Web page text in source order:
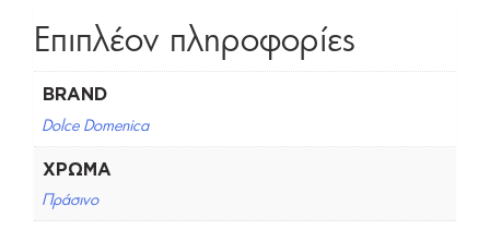
Επιπλέον πληροφορίες
BRAND
Dolce Domenica
ΧΡΏΜΑ
Πράσινο